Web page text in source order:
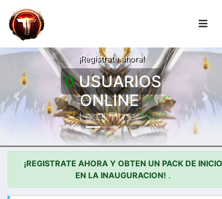
¡Registrate ahora!
0USUARIOS
ONLINE
Previous Next
Server Time:18:47
Local Time:18:47
¡REGISTRATE AHORA Y OBTEN UN PACK DE INICIO
EN LA INAUGURACION! .